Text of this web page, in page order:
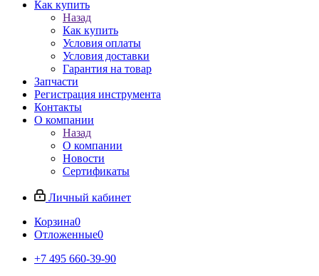
Как купить
Назад
Как купить
Условия оплаты
Условия доставки
Гарантия на товар
Запчасти
Регистрация инструмента
Контакты
О компании
Назад
О компании
Новости
Сертификаты
Личный кабинет
Корзина0
Отложенные0
+7 495 660-39-90